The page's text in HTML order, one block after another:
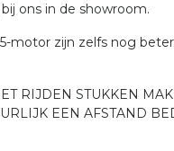
ons in de showroom.
motor zijn zelfs nog
RIJDEN STUKKEN
EEN AFSTAND